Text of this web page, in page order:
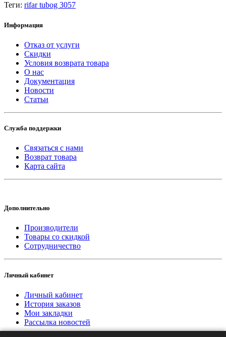
Теги: rifar tubog 3057
Информация
Отказ от услуги
Скидки
Условия возврата товара
О нас
Документация
Новости
Статьи
Служба поддержки
Связаться с нами
Возврат товара
Карта сайта
Дополнительно
Производители
Товары со скидкой
Сотрудничество
Личный кабинет
Личный кабинет
История заказов
Мои закладки
Рассылка новостей